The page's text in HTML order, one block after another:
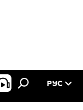
РУС